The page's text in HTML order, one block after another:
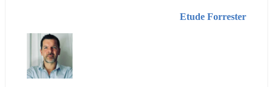
Etude Forrester